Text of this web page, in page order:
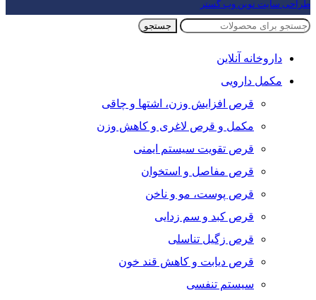
طراحی سایت نوین وب گستر
جستجو
داروخانه آنلاین
مکمل دارویی
قرص افزایش وزن، اشتها و چاقی
مکمل و قرص لاغری و کاهش وزن
قرص تقویت سیستم ایمنی
قرص مفاصل و استخوان
قرص پوست، مو و ناخن
قرص کبد و سم زدایی
قرص زگیل تناسلی
قرص دیابت و کاهش قند خون
سیستم تنفسی